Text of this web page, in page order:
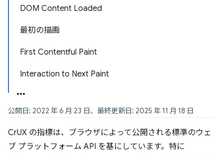
DOM Content Loaded
最初の描画
First Contentful Paint
Interaction to Next Paint
公開日: 2022 年 6 月 23 日、最終更新日: 2025 年 11 月 18 日
CrUX の指標は、ブラウザによって公開される標準のウェ
ブ プラットフォーム API を基にしています。特に